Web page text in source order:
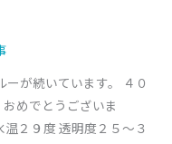
が続いています。 ４０
めでとうございま
２９度 透明度２５～３